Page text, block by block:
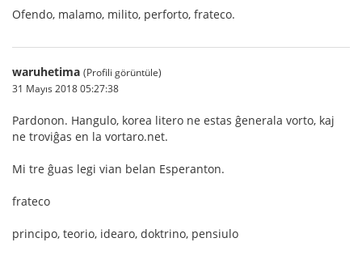
Ofendo, malamo, milito, perforto, frateco.
waruhetima (Profili görüntüle)
31 Mayıs 2018 05:27:38
Pardonon. Hangulo, korea litero ne estas ĝenerala vorto, kaj
ne troviĝas en la vortaro.net.
Mi tre ĝuas legi vian belan Esperanton.
frateco
principo, teorio, idearo, doktrino, pensiulo